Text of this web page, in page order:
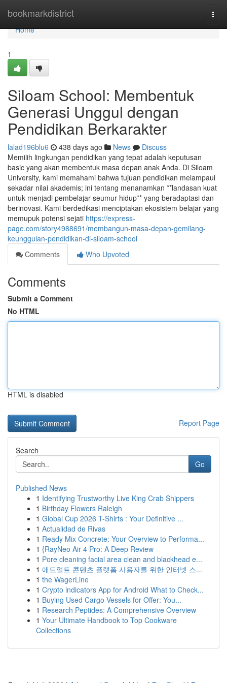
bookmarkdistrict
Home
Home
1
Siloam School: Membentuk
Generasi Unggul dengan
Pendidikan Berkarakter
lalad196blu6 438 days ago News
Discuss
Memilih lingkungan pendidikan yang tepat adalah keputusan
basic yang akan membentuk masa depan anak Anda. Di Siloam
University, kami memahami bahwa tujuan pendidikan melampaui
sekadar nilai akademis; ini tentang menanamkan **landasan kuat
untuk menjadi pembelajar seumur hidup** yang beradaptasi dan
berinovasi. Kami berdedikasi menciptakan ekosistem belajar yang
memupuk potensi sejati https://express-
page.com/story4988691/membangun-masa-depan-gemilang-
keunggulan-pendidikan-di-siloam-school
Comments
Who Upvoted
Comments
Submit a Comment
No HTML
HTML is disabled
Report Page
Search
Go
Published News
1 Identifying Trustworthy Live King Crab Shippers
1 Birthday Flowers Raleigh
1 Global Cup 2026 T-Shirts : Your Definitive ...
1 Actualidad de Rivas
1 Ready Mix Concrete: Your Overview to Performa...
1 {RayNeo Air 4 Pro: A Deep Review
1 Pore cleaning facial area clean and blackhead e...
1 애드얼트 콘텐츠 플랫폼 사용자를 위한 인터넷 스...
1 the WagerLine
1 Crypto indicators App for Android What to Check...
1 Buying Used Cargo Vessels for Offer: You...
1 Research Peptides: A Comprehensive Overview
1 Your Ultimate Handbook to Top Cookware
Collections